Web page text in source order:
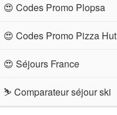
😍 Codes Promo Plopsa
😍 Codes Promo Pizza Hut
😍 Séjours France
⛷ Comparateur séjour ski